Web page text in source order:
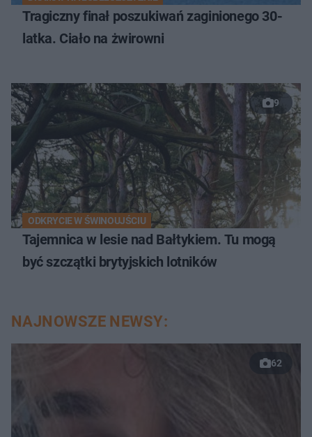
Tragiczny finał poszukiwań zaginionego 30-
latka. Ciało na żwirowni
9
ODKRYCIE W ŚWINOUJŚCIU
Tajemnica w lesie nad Bałtykiem. Tu mogą
być szczątki brytyjskich lotników
NAJNOWSZE NEWSY:
62